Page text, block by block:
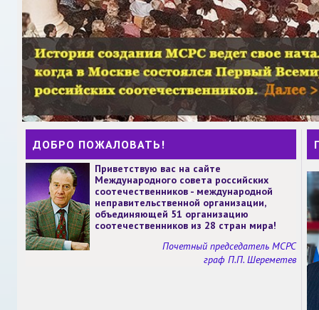
ДОБРО ПОЖАЛОВАТЬ!
Приветствую вас на сайте
Международного совета российских
соотечественников - международной
неправительственной организации,
объединяющей 51 организацию
соотечественников из 28 стран мира!
Почетный председатель МСРС
граф П.П. Шереметев